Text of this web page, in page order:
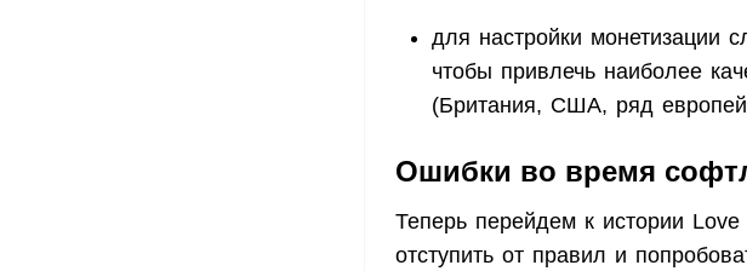
для настройки монетизации
чтобы привлечь наиболее
(Британия, США, ряд
Ошибки во время
Теперь перейдем к истории
отступить от правил и